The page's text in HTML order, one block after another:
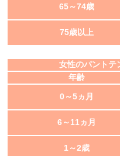
65～74歳
75歳以上
女性のパントテ
年齢
0～5ヵ月
6～11ヵ月
1～2歳